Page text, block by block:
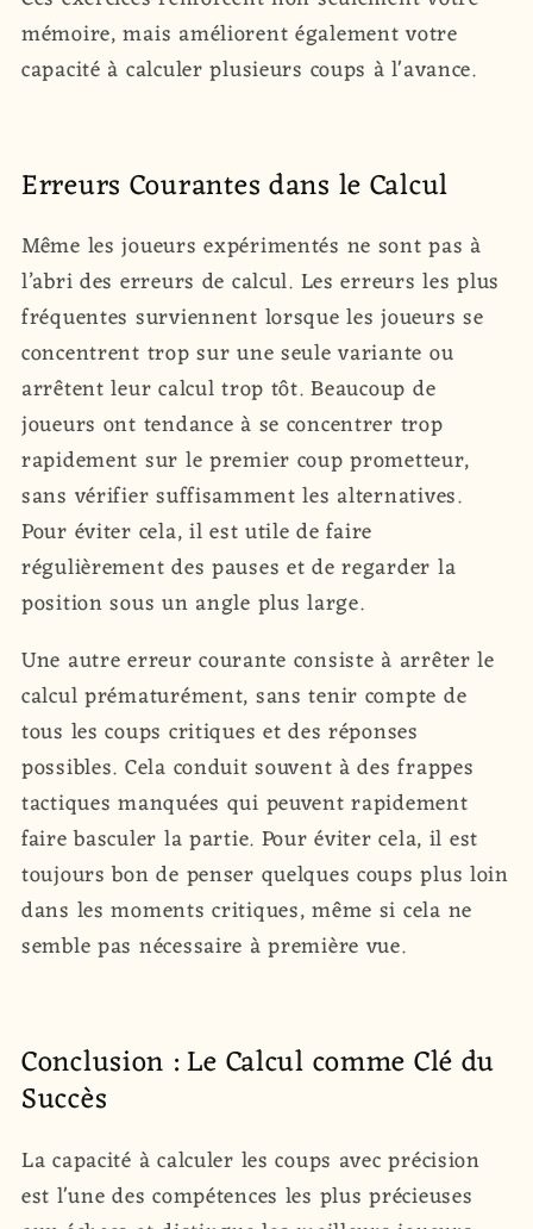
mémoire, mais améliorent également votre
capacité à calculer plusieurs coups à l'avance.
Erreurs Courantes dans le Calcul
Même les joueurs expérimentés ne sont pas à
l’abri des erreurs de calcul. Les erreurs les plus
fréquentes surviennent lorsque les joueurs se
concentrent trop sur une seule variante ou
arrêtent leur calcul trop tôt. Beaucoup de
joueurs ont tendance à se concentrer trop
rapidement sur le premier coup prometteur,
sans vérifier suffisamment les alternatives.
Pour éviter cela, il est utile de faire
régulièrement des pauses et de regarder la
position sous un angle plus large.
Une autre erreur courante consiste à arrêter le
calcul prématurément, sans tenir compte de
tous les coups critiques et des réponses
possibles. Cela conduit souvent à des frappes
tactiques manquées qui peuvent rapidement
faire basculer la partie. Pour éviter cela, il est
toujours bon de penser quelques coups plus loin
dans les moments critiques, même si cela ne
semble pas nécessaire à première vue.
Conclusion : Le Calcul comme Clé du
Succès
La capacité à calculer les coups avec précision
est l'une des compétences les plus précieuses